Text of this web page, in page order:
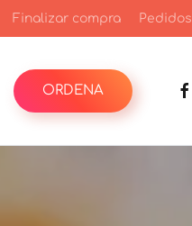
Finalizar compra Pedidos
ORDENA